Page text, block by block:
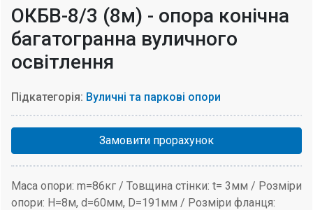
ОКБВ-8/3 (8м) - опора конічна
багатогранна вуличного
освітлення
Підкатегорія: Вуличні та паркові опори
Замовити прорахунок
Маса опори: m=86кг / Товщина стінки: t= 3мм / Розміри
опори: H=8м, d=60мм, D=191мм / Розміри фланця: